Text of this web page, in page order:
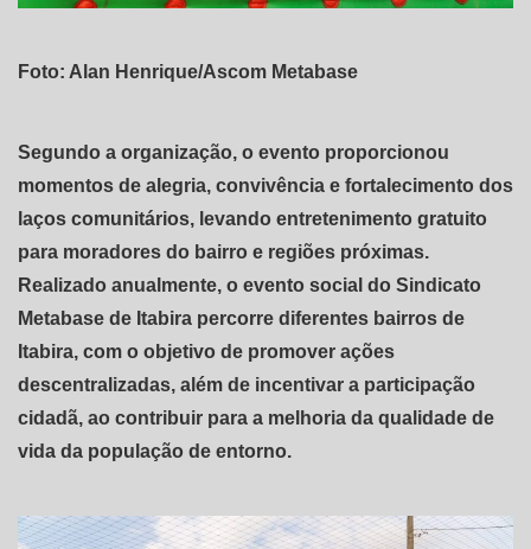
Foto: Alan Henrique/Ascom Metabase
Segundo a organização, o evento proporcionou
momentos de alegria, convivência e fortalecimento dos
laços comunitários, levando entretenimento gratuito
para moradores do bairro e regiões próximas.
Realizado anualmente, o evento social do Sindicato
Metabase de Itabira percorre diferentes bairros de
Itabira, com o objetivo de promover ações
descentralizadas, além de incentivar a participação
cidadã, ao contribuir para a melhoria da qualidade de
vida da população de entorno.